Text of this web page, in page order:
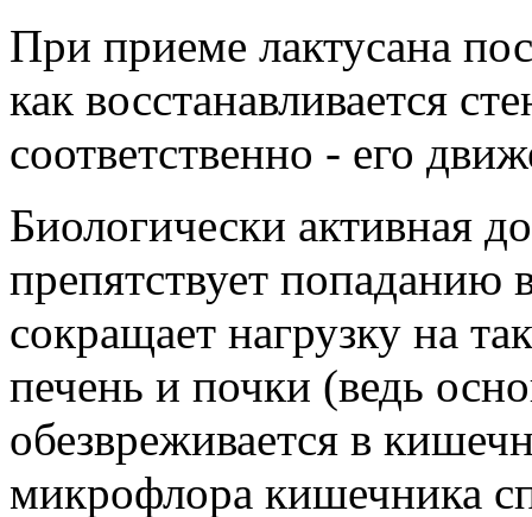
При приеме лактусана
как восстанавливается
соответственно - его
Биологически активная
препятствует попаданию
сокращает нагрузку на
печень и почки (ведь
обезвреживается в
микрофлора кишечника